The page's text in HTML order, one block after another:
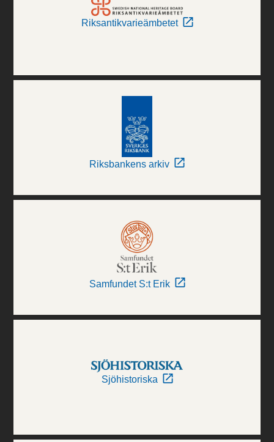
Riksantikvarieämbetet
Riksbankens arkiv
Samfundet S:t Erik
Sjöhistoriska